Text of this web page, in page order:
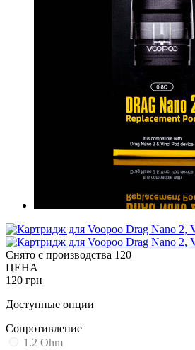
Снято с производства 120
ЦЕНА
120 грн
Доступные опции
Cопротивление
1.2 Ohm